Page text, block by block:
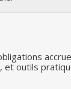
et outils